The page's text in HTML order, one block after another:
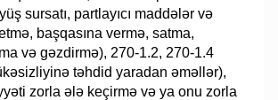
sursatı, partlayıcı maddələr və
başqasına vermə, satma,
və gəzdirmə), 270-1.2, 270-1.4
təhdid yaradan əməllər),
zorla ələ keçirmə və ya onu zorla